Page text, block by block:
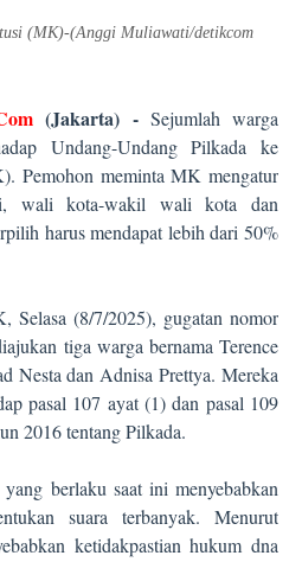
(MK)-(Anggi Muliawati/detikcom
(Jakarta) - Sejumlah warga
Undang-Undang Pilkada ke
Pemohon meminta MK mengatur
wali kota-wakil wali kota dan
harus mendapat lebih dari 50%
Selasa (8/7/2025), gugatan nomor
tiga warga bernama Terence
Nesta dan Adnisa Prettya. Mereka
pasal 107 ayat (1) dan pasal 109
2016 tentang Pilkada.
berlaku saat ini menyebabkan
suara terbanyak. Menurut
ketidakpastian hukum dna